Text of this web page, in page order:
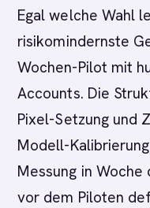
Egal welche Wahl
risikomindernste
Wochen-Pilot mit
Accounts. Die
Pixel-Setzung und
Modell-
Messung in
vor dem Piloten